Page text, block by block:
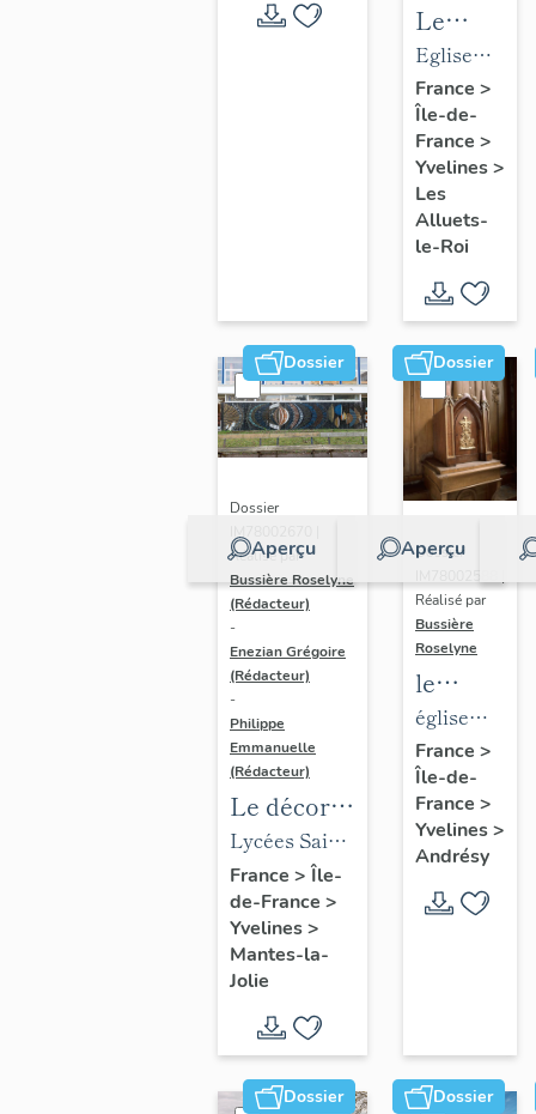
Le
mobilier
de
l'église
Saint-
Nicolas
Eglise
paroissiale
Saint-
Nicolas
France >
Île-de-
France >
Yvelines>
Les
Alluets-
le-Roi
Dossier
Aperçu
Dossier
IM78002670 |
Réalisé par
Bussière Roselyne
(Rédacteur)
-
Enezian Grégoire
(Rédacteur)
-
Philippe
Emmanuelle
(Rédacteur)
Le décor
des lycées
de Mantes
Lycées Saint-
Exupéry et
Jean Rostand
France > Île-
de-France >
Yvelines>
Mantes-la-
Jolie
Dossier
Aperçu
Dossier
Réalisé par
Bussière
Roselyne
le
mobilier
de
l'église
Saint-
Germain-
de-
Paris
église
paroissiale
Saint-
Germain
France >
Île-de-
France >
Yvelines>
Andrésy
Dossier Dossier